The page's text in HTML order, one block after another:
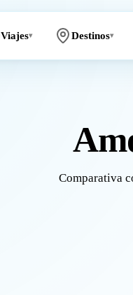
Viajes▾ Destinos▾
Comparativa